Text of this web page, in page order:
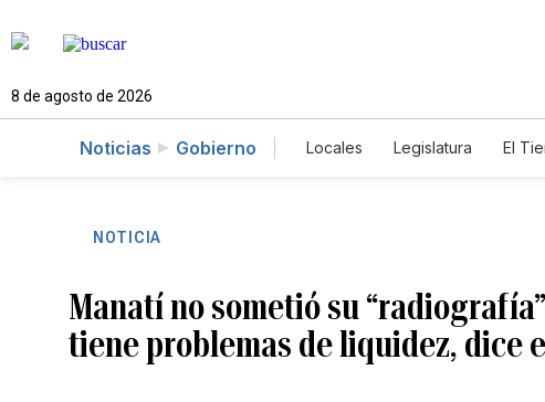
8 de agosto de 2026
Noticias Gobierno Locales Legislatura El
NOTICIA
Manatí no sometió su
tiene problemas de liquidez, dice